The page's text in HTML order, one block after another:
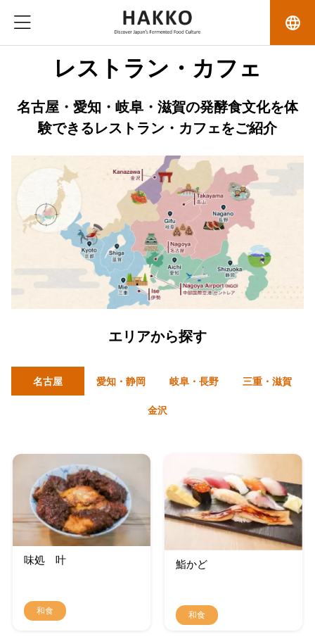
language
レストラン・カフェ
名古屋・愛知・岐阜・滋賀の発酵食文化を体
験できるレストラン・カフェをご紹介
エリアから探す
名古屋 愛知・静岡 岐阜・長野 三重・滋賀
金沢
味処 叶
和食
鮨かど
和食